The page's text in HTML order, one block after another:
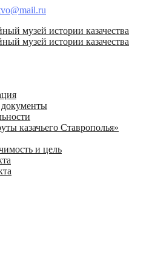
казачьего Ставрополья»
и цель